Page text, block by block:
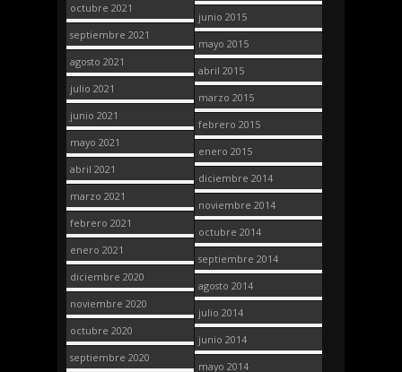
octubre 2021
septiembre 2021
agosto 2021
julio 2021
junio 2021
mayo 2021
abril 2021
marzo 2021
febrero 2021
enero 2021
diciembre 2020
noviembre 2020
octubre 2020
septiembre 2020
junio 2015
mayo 2015
abril 2015
marzo 2015
febrero 2015
enero 2015
diciembre 2014
noviembre 2014
octubre 2014
septiembre 2014
agosto 2014
julio 2014
junio 2014
mayo 2014